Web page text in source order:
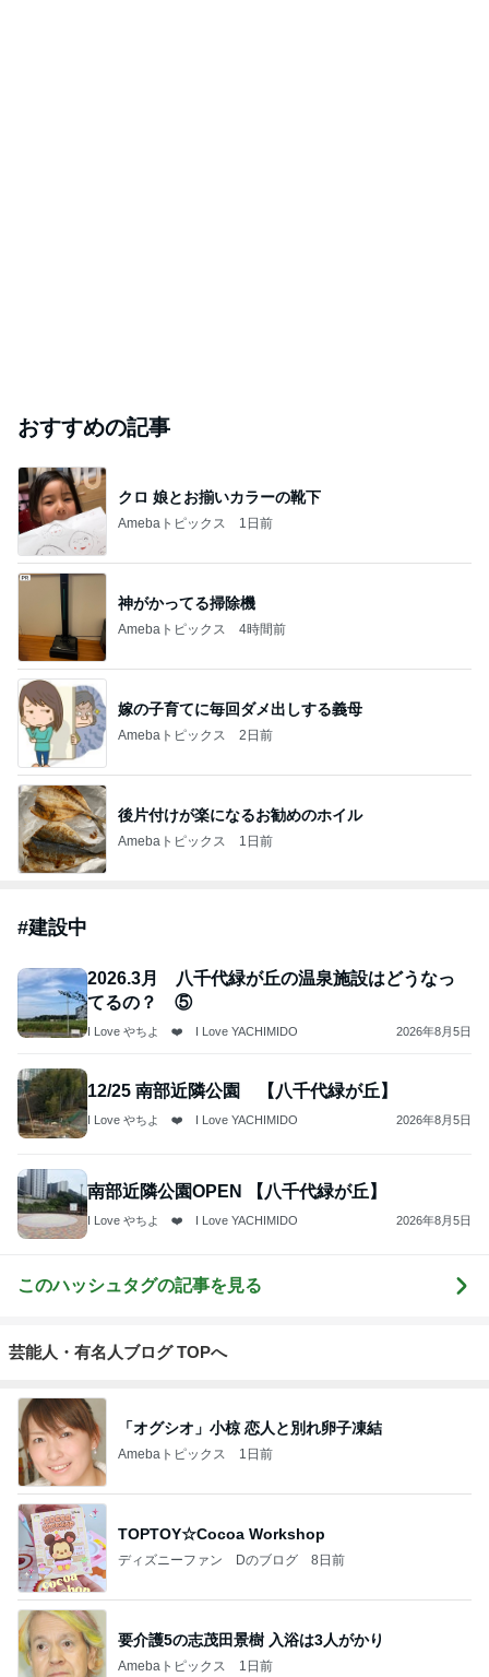
おすすめの記事
クロ 娘とお揃いカラーの靴下
Amebaトピックス 1日前
神がかってる掃除機
Amebaトピックス 4時間前
嫁の子育てに毎回ダメ出しする義母
Amebaトピックス 2日前
後片付けが楽になるお勧めのホイル
Amebaトピックス 1日前
#建設中
2026.3月 八千代緑が丘の温泉施設はどうなっ
てるの？ ⑤
I Love やちよ ❤️ I Love YACHIMIDO 2026年8月5日
12/25 南部近隣公園 【八千代緑が丘】
I Love やちよ ❤️ I Love YACHIMIDO 2026年8月5日
南部近隣公園OPEN 【八千代緑が丘】
I Love やちよ ❤️ I Love YACHIMIDO 2026年8月5日
このハッシュタグの記事を見る
芸能人・有名人ブログ TOPへ
「オグシオ」小椋 恋人と別れ卵子凍結
Amebaトピックス 1日前
TOPTOY☆Cocoa Workshop
ディズニーファン Dのブログ 8日前
要介護5の志茂田景樹 入浴は3人がかり
Amebaトピックス 1日前